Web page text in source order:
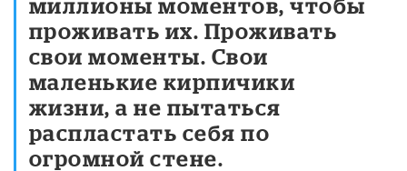
проживать их. Проживать
свои моменты. Свои
маленькие кирпичики
жизни, а не пытаться
распластать себя по
огромной стене.